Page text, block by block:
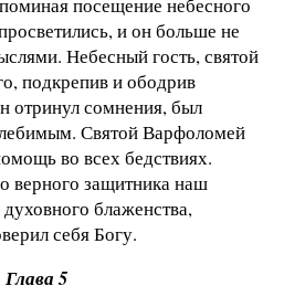
и он больше не
Небесный гость, святой
подкрепив и ободрив
отринул сомнения, был
Святой Варфоломей
во всех бедствиях.
верного защитника наш
блаженства,
себя Богу.
Глава 5